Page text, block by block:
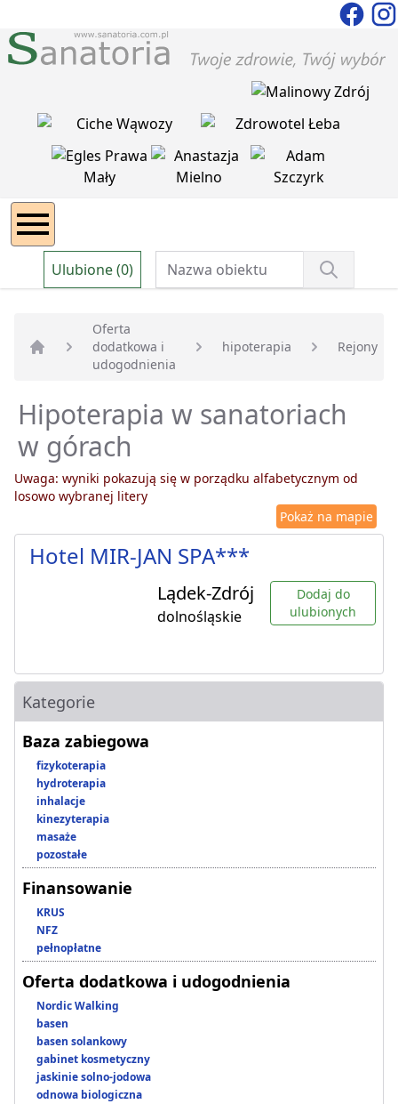
Ulubione (0)
Strona główna
Oferta
dodatkowa i
udogodnienia
hipoterapia Rejony
Hipoterapia w sanatoriach
w górach
Uwaga: wyniki pokazują się w porządku alfabetycznym od
losowo wybranej litery
Pokaż na mapie
Hotel MIR-JAN SPA***
Lądek-Zdrój
dolnośląskie
Dodaj do
ulubionych
Kategorie
Baza zabiegowa
fizykoterapia
hydroterapia
inhalacje
kinezyterapia
masaże
pozostałe
Finansowanie
KRUS
NFZ
pełnopłatne
Oferta dodatkowa i udogodnienia
Nordic Walking
basen
basen solankowy
gabinet kosmetyczny
jaskinie solno-jodowa
odnowa biologiczna